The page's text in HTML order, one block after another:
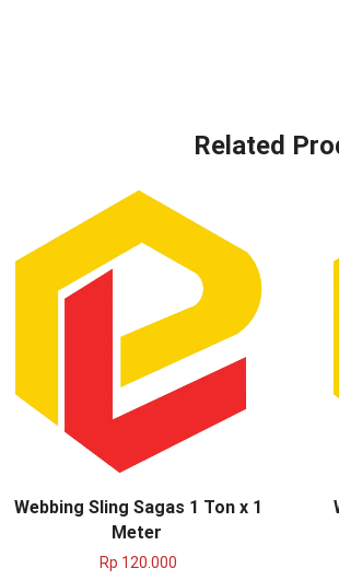
Related
Webbing Sling Sagas 1 Ton x 1
Meter
Rp 120.000